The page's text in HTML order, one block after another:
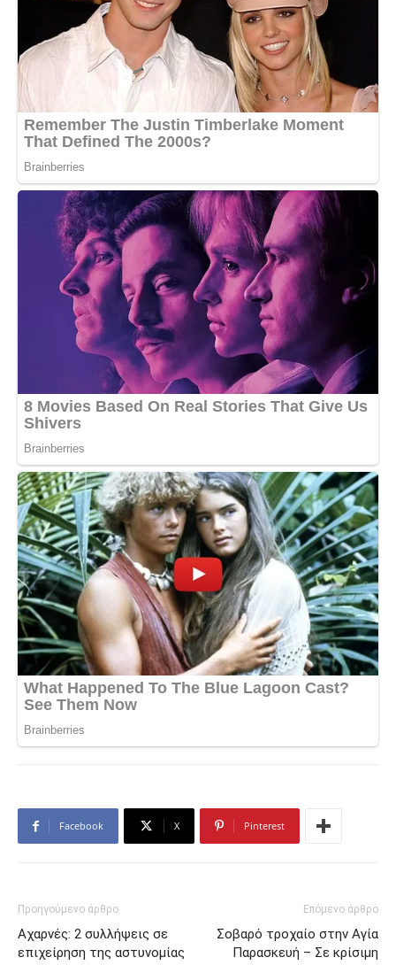
Facebook X Pinterest
Προηγούμενο άρθρο
Αχαρνές: 2 συλλήψεις σε
επιχείρηση της αστυνομίας
Επόμενο άρθρο
Σοβαρό τροχαίο στην Αγία
Παρασκευή – Σε κρίσιμη